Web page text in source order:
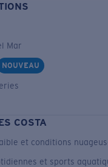
Mar
NOUVEAU
COSTA
et conditions
et sports